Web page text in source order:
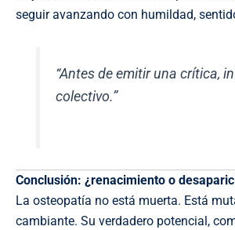
seguir avanzando con humildad,
“Antes de emitir una crítica,
colectivo.”
Conclusión: ¿renacimiento o
La osteopatía no está muerta. Está
cambiante. Su verdadero potencial,